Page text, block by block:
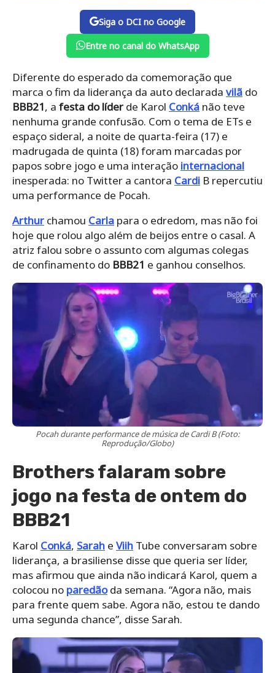
Siga o DCI no Google
Entre no canal do WhatsApp
Diferente do esperado da comemoração que
marca o fim da liderança da auto declarada vilã do
BBB21, a festa do líder de Karol Conká não teve
nenhuma grande confusão. Com o tema de ETs e
espaço sideral, a noite de quarta-feira (17) e
madrugada de quinta (18) foram marcadas por
papos sobre jogo e uma interação internacional
inesperada: no Twitter a cantora Cardi B repercutiu
uma performance de Pocah.
Arthur chamou Carla para o edredom, mas não foi
hoje que rolou algo além de beijos entre o casal. A
atriz falou sobre o assunto com algumas colegas
de confinamento do BBB21 e ganhou conselhos.
Pocah durante performance de música de Cardi B (Foto:
Reprodução/Globo)
Brothers falaram sobre
jogo na festa de ontem do
BBB21
Karol Conká, Sarah e Viih Tube conversaram sobre
liderança, a brasiliense disse que queria ser líder,
mas afirmou que ainda não indicará Karol, quem a
colocou no paredãoda semana. “Agora não, mais
para frente quem sabe. Agora não, estou te dando
uma segunda chance”, disse Sarah.